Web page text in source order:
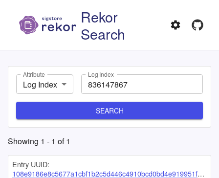
Rekor
Search
Attribute
Log Index
Log Index
SEARCH
Showing 1 - 1 of1
Entry UUID:
108e9186e8c5677a1cbf1b2c5d446c4910bcd0bd4e919951f55b5075dd838ba73f465fe898a77fa7